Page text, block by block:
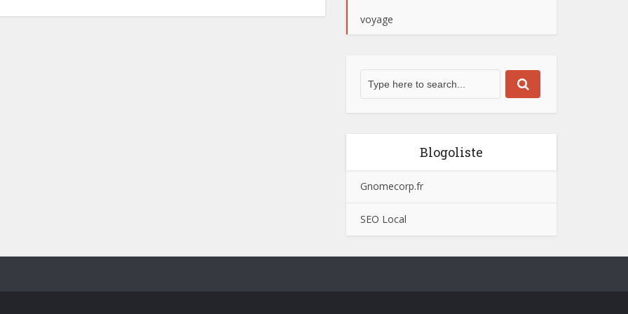
voyage
Blogoliste
Gnomecorp.fr
SEO Local